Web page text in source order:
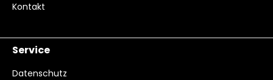
Kontakt
Service
Datenschutz